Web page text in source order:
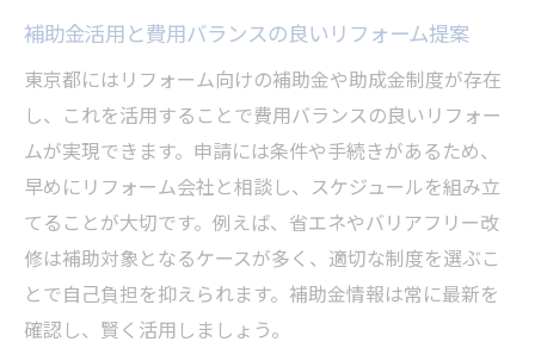
補助金活用と費用バランスの良いリフォーム提案
東京都にはリフォーム向けの補助金や助成金制度が存在
し、これを活用することで費用バランスの良いリフォー
ムが実現できます。申請には条件や手続きがあるため、
早めにリフォーム会社と相談し、スケジュールを組み立
てることが大切です。例えば、省エネやバリアフリー改
修は補助対象となるケースが多く、適切な制度を選ぶこ
とで自己負担を抑えられます。補助金情報は常に最新を
確認し、賢く活用しましょう。